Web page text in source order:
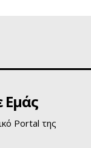
Εμάς
Portal της